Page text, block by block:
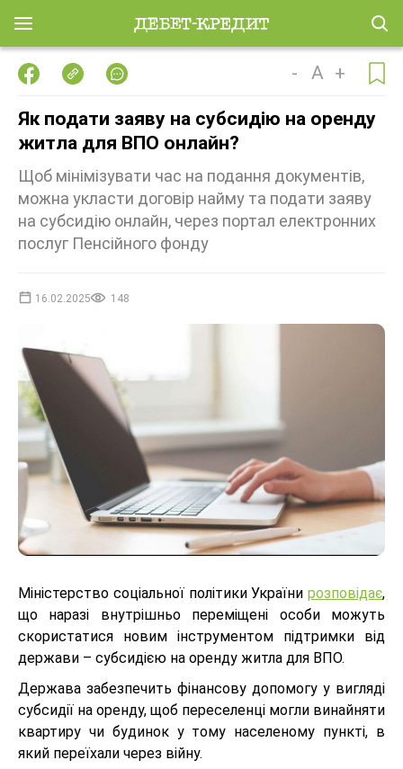
- A +
Як подати заяву на субсидію на оренду
житла для ВПО онлайн?
Щоб мінімізувати час на подання документів,
можна укласти договір найму та подати заяву
на субсидію онлайн, через портал електронних
послуг Пенсійного фонду
16.02.2025 148
Міністерство соціальної політики України розповідає,
що наразі внутрішньо переміщені особи можуть
скористатися новим інструментом підтримки від
держави – субсидією на оренду житла для ВПО.
Держава забезпечить фінансову допомогу у вигляді
субсидії на оренду, щоб переселенці могли винайняти
квартиру чи будинок у тому населеному пункті, в
який переїхали через війну.